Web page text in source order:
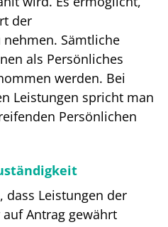
der
Sämtliche
als Persönliches
werden. Bei
Leistungen spricht man
Persönlichen
dass Leistungen der
Antrag gewährt